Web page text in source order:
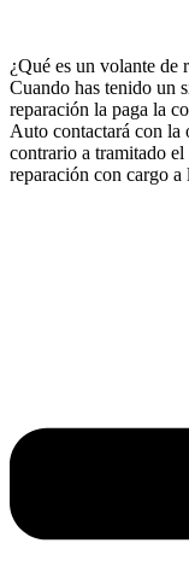
¿Qué es un volante de
Cuando has tenido un
reparación la paga la
Auto contactará con la
contrario a tramitado
reparación con cargo